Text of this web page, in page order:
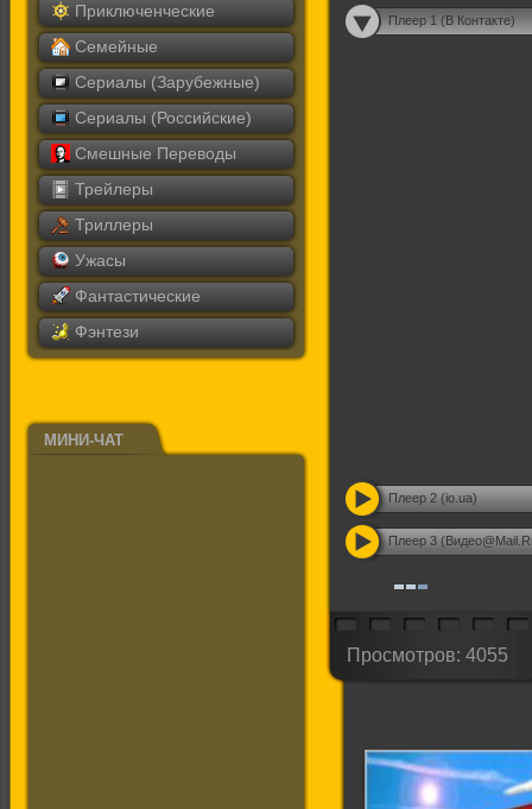
Приключенческие
Семейные
Сериалы (Зарубежные)
Сериалы (Российские)
Смешные Переводы
Трейлеры
Триллеры
Ужасы
Фантастические
Фэнтези
МИНИ-ЧАТ
Плеер 1 (В Контакте)
Плеер 2 (io.ua)
Плеер 3
Просмотров: 4055